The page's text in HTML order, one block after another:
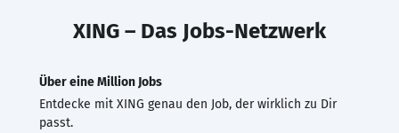
XING – Das Jobs-Netzwerk
Über eine Million Jobs
Entdecke mit XING genau den Job, der wirklich zu Dir
passt.